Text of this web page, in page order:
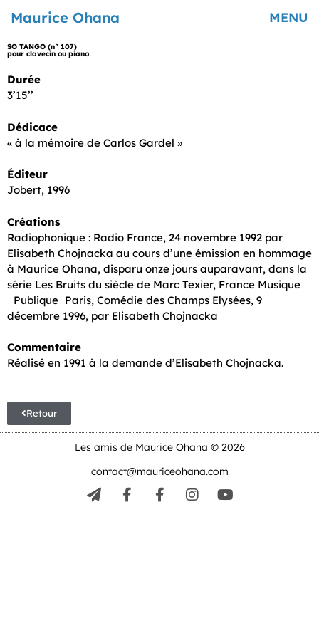
Maurice Ohana MENU
SO TANGO (n° 107)
pour clavecin ou piano
Durée
3’15’’
Dédicace
« à la mémoire de Carlos Gardel »
Éditeur
Jobert, 1996
Créations
Radiophonique : Radio France, 24 novembre 1992 par
Elisabeth Chojnacka au cours d’une émission en hommage
à Maurice Ohana, disparu onze jours auparavant, dans la
série Les Bruits du siècle de Marc Texier, France Musique
Publique Paris, Comédie des Champs Elysées, 9
décembre 1996, par Elisabeth Chojnacka
Commentaire
Réalisé en 1991 à la demande d’Elisabeth Chojnacka.
Retour
Les amis de Maurice Ohana © 2026
contact@mauriceohana.com